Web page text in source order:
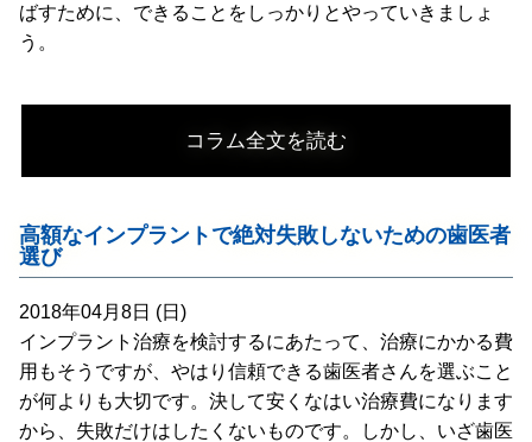
ばすために、できることをしっかりとやっていきましょ
う。
コラム全文を読む
高額なインプラントで絶対失敗しないための歯医者
選び
2018年04月8日 (日)
インプラント治療を検討するにあたって、治療にかかる費
用もそうですが、やはり信頼できる歯医者さんを選ぶこと
が何よりも大切です。決して安くなはい治療費になります
から、失敗だけはしたくないものです。しかし、いざ歯医